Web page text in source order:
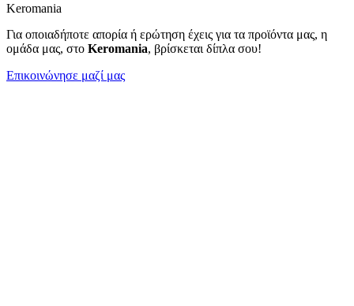
Keromania
Για οποιαδήποτε απορία ή ερώτηση έχεις για τα προϊόντα μας, η
ομάδα μας, στο Keromania, βρίσκεται δίπλα σου!
Επικοινώνησε μαζί μας